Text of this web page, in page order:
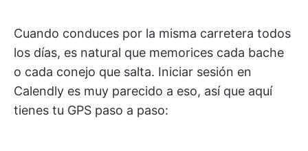
Cuando conduces por la misma carretera todos
los días, es natural que memorices cada bache
o cada conejo que salta. Iniciar sesión en
Calendly es muy parecido a eso, así que aquí
tienes tu GPS paso a paso: